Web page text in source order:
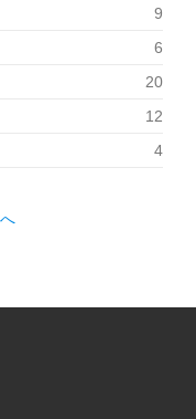
9
6
20
12
4